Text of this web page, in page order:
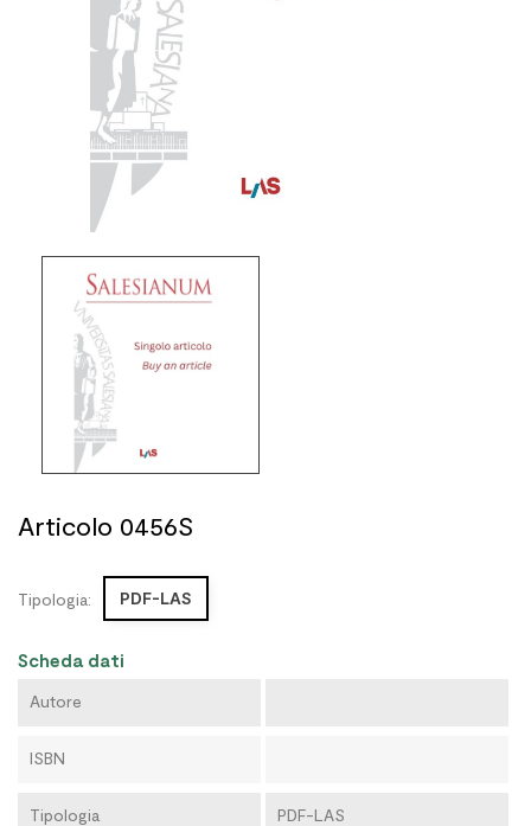
Articolo 0456S
Tipologia: PDF-LAS
Scheda dati
Autore
ISBN
Tipologia PDF-LAS